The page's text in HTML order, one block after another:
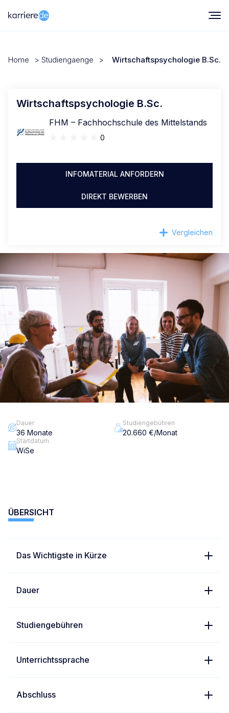
Home > Studiengaenge > Wirtschaftspsychologie B.Sc.
Wirtschaftspsychologie B.Sc.
FHM – Fachhochschule des Mittelstands
0
INFOMATERIAL ANFORDERN
DIREKT BEWERBEN
Vergleichen
Dauer
36 Monate
Studiengebühren
20.660 €/Monat
Startdatum
WiSe
ÜBERSICHT
Das Wichtigste in Kürze
Dauer
Studiengebühren
Unterrichtssprache
Abschluss